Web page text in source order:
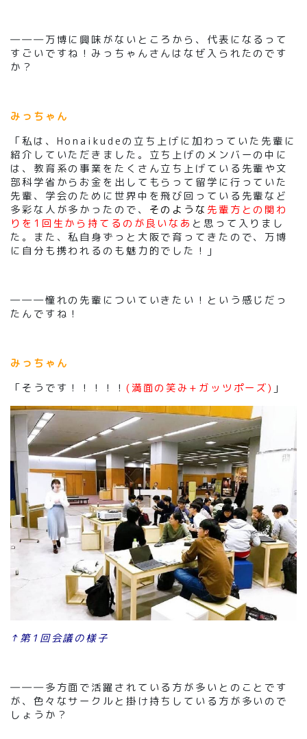
―――万博に興味がないところから、代表になるって
すごいですね！みっちゃんさんはなぜ入られたのです
か？
みっちゃん
「私は、Honaikudeの立ち上げに加わっていた先輩に
紹介していただきました。立ち上げのメンバーの中に
は、教育系の事業をたくさん立ち上げている先輩や文
部科学省からお金を出してもらって留学に行っていた
先輩、学会のために世界中を飛び回っている先輩など
多彩な人が多かったので、 そのような 先輩方との関わ
りを1回生から持てるのが良いなあ と思って入りまし
た。また、私自身ずっと大阪で育ってきたので、万博
に自分も携われるのも魅力的でした！」
―――憧れの先輩についていきたい！という感じだっ
たんですね！
みっちゃん
「そうです！！！！！ (満面の笑み+ガッツポーズ) 」
↑第1回会議の様子
―――多方面で活躍されている方が多いとのことです
が、色々なサークルと掛け持ちしている方が多いので
しょうか？